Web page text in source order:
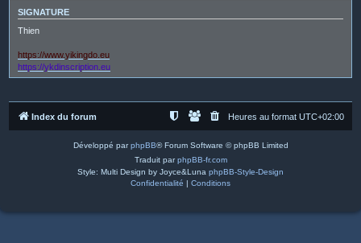
SIGNATURE
Thien
https://www.yikingdo.eu
https://ykdinscription.eu
Index du forum Heures au format UTC+02:00
Développé parphpBB® Forum Software © phpBB Limited
Traduit parphpBB-fr.com
Style: Multi Design by Joyce&Luna phpBB-Style-Design
Confidentialité
Conditions